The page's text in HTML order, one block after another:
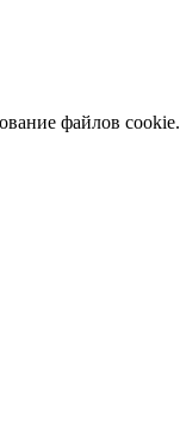
файлов cookie.